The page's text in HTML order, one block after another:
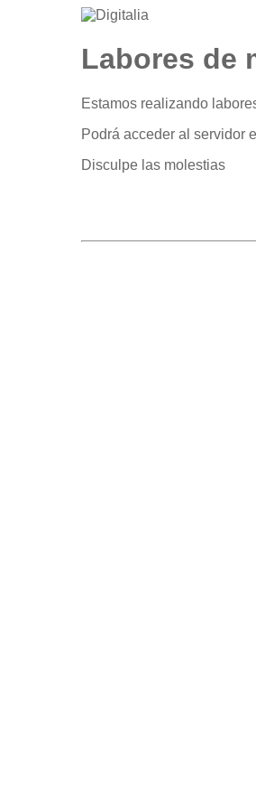
Labores de
Estamos realizando
Podrá acceder al servidor
Disculpe las molestias